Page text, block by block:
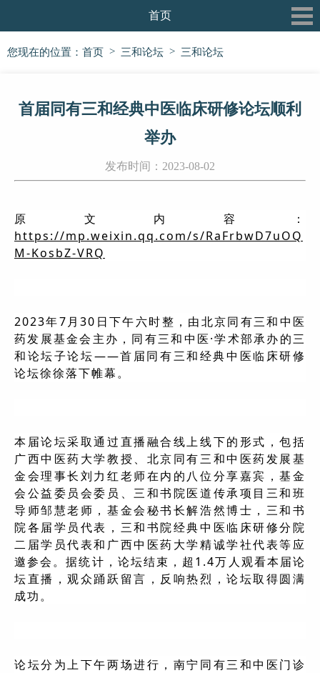
首页
关于我们
三和书院
三和论坛
三和公益行
党建专栏
您现在的位置： 首页 > 三和论坛 > 三和论坛
首届同有三和经典中医临床研修论坛顺利
举办
发布时间：2023-08-02
原文内容：
https://mp.weixin.qq.com/s/RaFrbwD7uOQ
M-KosbZ-VRQ
2023年7月30日下午六时整，由北京同有三和中医
药发展基金会主办，同有三和中医·学术部承办的三
和论坛子论坛——首届同有三和经典中医临床研修
论坛徐徐落下帷幕。
本届论坛采取通过直播融合线上线下的形式，包括
广西中医药大学教授、北京同有三和中医药发展基
金会理事长刘力红老师在内的八位分享嘉宾，基金
会公益委员会委员、三和书院医道传承项目三和班
导师邹慧老师，基金会秘书长解浩然博士，三和书
院各届学员代表，三和书院经典中医临床研修分院
二届学员代表和广西中医药大学精诚学社代表等应
邀参会。据统计，论坛结束，超1.4万人观看本届论
坛直播，观众踊跃留言，反响热烈，论坛取得圆满
成功。
论坛分为上下午两场进行，南宁同有三和中医门诊